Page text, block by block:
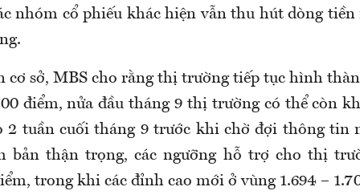
nhóm cổ phiếu khác hiện vẫn thu hút dòng
cơ sở, MBS cho rằng thị trường tiếp tục hình
điểm, nửa đầu tháng 9 thị trường có thể còn
2 tuần cuối tháng 9 trước khi chờ đợi thông tin
bản thận trọng, các ngưỡng hỗ trợ cho thị
trong khi các đỉnh cao mới ở vùng 1.694 –